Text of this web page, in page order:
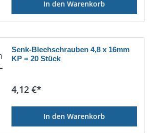
In den Warenkorb
Senk-Blechschrauben 4,8 x 16mm
KP = 20 Stück
Regulärer Preis:
4,12 €*
In den Warenkorb